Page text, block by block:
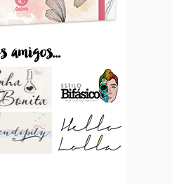
amigos...